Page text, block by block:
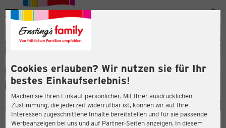
Cookies erlauben? Wir nutzen sie für Ihr
bestes Einkaufserlebnis!
Machen sie Ihren Einkauf persönlicher. Mit Ihrer ausdrücklichen
Zustimmung, die jederzeit widerrufbar ist, können wir auf Ihre
Interessen zugeschnittene Inhalte bereitstellen und für sie passende
Werbeanzeigen bei uns und auf Partner-Seiten anzeigen. In diesem
Menü